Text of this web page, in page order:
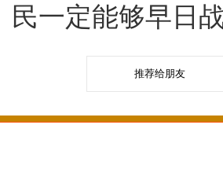
民一定能够早日
推荐给朋友